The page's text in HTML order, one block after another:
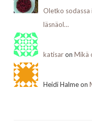
Oletko sodassa
läsnäol…
katisaron Mikä
Heidi Halme on